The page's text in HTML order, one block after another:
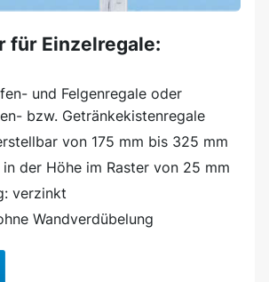
für Einzelregale:
und Felgenregale oder
bzw. Getränkekistenregale
von 175 mm bis 325 mm
der Höhe im Raster von 25 mm
verzinkt
Wandverdübelung